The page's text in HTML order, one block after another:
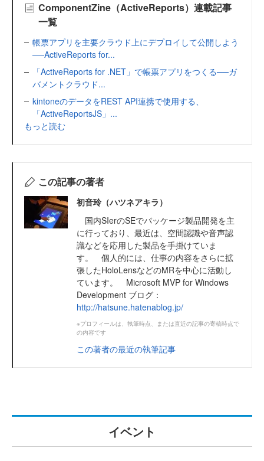
ComponentZine（ActiveReports）連載記事
一覧
帳票アプリを主要クラウド上にデプロイして公開しよう
──ActiveReports for...
「ActiveReports for .NET」で帳票アプリをつくる──ガ
バメントクラウド...
kintoneのデータをREST API連携で使用する、
「ActiveReportsJS」...
もっと読む
この記事の著者
初音玲（ハツネアキラ）
国内SIerのSEでパッケージ製品開発を主
に行っており、最近は、空間認識や音声認
識などを応用した製品を手掛けていま
す。 個人的には、仕事の内容をさらに拡
張したHoloLensなどのMRを中心に活動し
ています。 Microsoft MVP for Windows
Development ブログ：
http://hatsune.hatenablog.jp/
※プロフィールは、執筆時点、または直近の記事の寄稿時点で
の内容です
この著者の最近の執筆記事
イベント